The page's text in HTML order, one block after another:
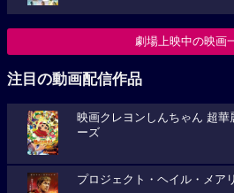
劇場上映中の映画
注目の動画配信作品
映画クレヨンしんちゃん 超
ーズ
プロジェクト・ヘイル・メア